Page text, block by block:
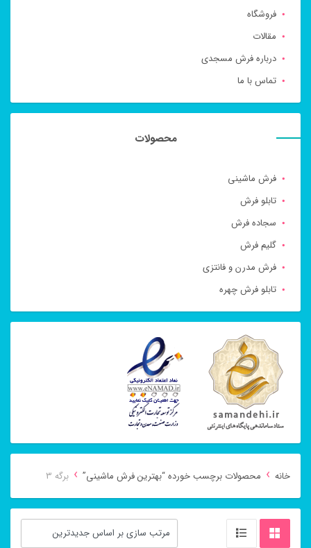
فروشگاه
مقالات
درباره فرش مسجدی
تماس با ما
محصولات
فرش ماشینی
تابلو فرش
سجاده فرش
گلیم فرش
فرش مدرن و فانتزی
تابلو فرش چهره
خانه › محصولات برچسب خورده “بهترین فرش ماشینی” › برگه 3